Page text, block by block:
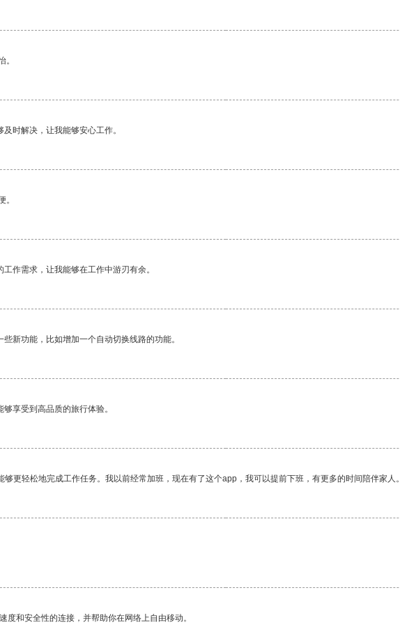
。
时解决，让我能够安心工作。
。
作需求，让我能够在工作中游刃有余。
新功能，比如增加一个自动切换线路的功能。
享受到高品质的旅行体验。
更轻松地完成工作任务。我以前经常加班，现在有了这个app，我可以提前下班，有更多的时间陪伴家人。
和安全性的连接，并帮助你在网络上自由移动。